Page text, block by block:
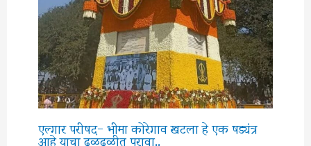
एल्गार परीषद- भीमा कोरेगाव खटला हे एक षड्यंत्र